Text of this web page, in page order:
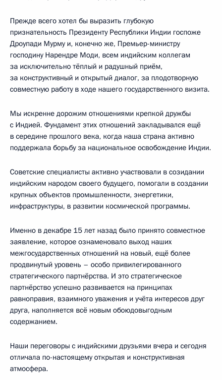
Прежде всего хотел бы выразить глубокую
признательность Президенту Республики Индии госпоже
Дроупади Мурму и, конечно же, Премьер-министру
господину Нарендре Моди, всем индийским коллегам
за исключительно тёплый и радушный приём,
за конструктивный и открытый диалог, за плодотворную
совместную работу в ходе нашего государственного визита.
Мы искренне дорожим отношениями крепкой дружбы
с Индией. Фундамент этих отношений закладывался ещё
в середине прошлого века, когда наша страна активно
поддержала борьбу за национальное освобождение Индии.
Советские специалисты активно участвовали в созидании
индийским народом своего будущего, помогали в создании
крупных объектов промышленности, энергетики,
инфраструктуры, в развитии космической программы.
Именно в декабре 15 лет назад было принято совместное
заявление, которое ознаменовало выход наших
межгосударственных отношений на новый, ещё более
продвинутый уровень – особо привилегированного
стратегического партнёрства. И это стратегическое
партнёрство успешно развивается на принципах
равноправия, взаимного уважения и учёта интересов друг
друга, наполняется всё новым обоюдовыгодным
содержанием.
Наши переговоры с индийскими друзьями вчера и сегодня
отличала по-настоящему открытая и конструктивная
атмосфера.